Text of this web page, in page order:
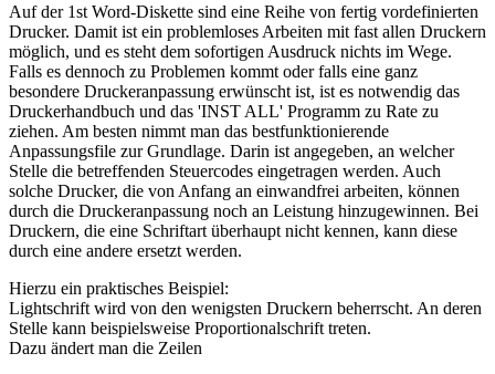
Auf der 1st Word-Diskette sind eine Reihe von fertig vordefinierten
Drucker. Damit ist ein problemloses Arbeiten mit fast allen Druckern
möglich, und es steht dem sofortigen Ausdruck nichts im Wege.
Falls es dennoch zu Problemen kommt oder falls eine ganz
besondere Druckeranpassung erwünscht ist, ist es notwendig das
Druckerhandbuch und das 'INST ALL' Programm zu Rate zu
ziehen. Am besten nimmt man das bestfunktionierende
Anpassungsfile zur Grundlage. Darin ist angegeben, an welcher
Stelle die betreffenden Steuercodes eingetragen werden. Auch
solche Drucker, die von Anfang an einwandfrei arbeiten, können
durch die Druckeranpassung noch an Leistung hinzugewinnen. Bei
Druckern, die eine Schriftart überhaupt nicht kennen, kann diese
durch eine andere ersetzt werden.
Hierzu ein praktisches Beispiel:
Lightschrift wird von den wenigsten Druckern beherrscht. An deren
Stelle kann beispielsweise Proportionalschrift treten.
Dazu ändert man die Zeilen